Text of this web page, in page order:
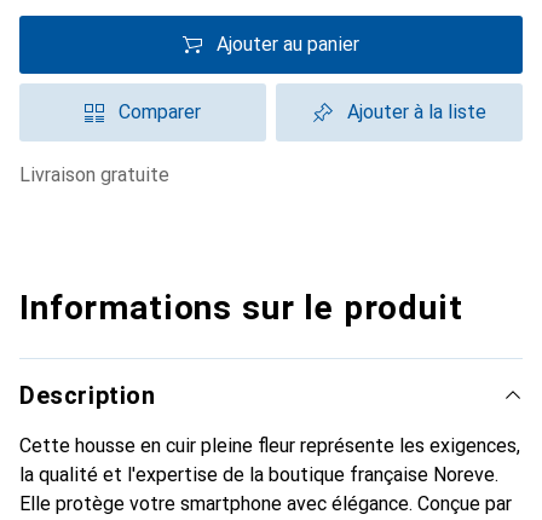
Ajouter au panier
Comparer Ajouter à la liste
livraison gratuite
Informations sur le produit
Description
Cette housse en cuir pleine fleur représente les exigences,
la qualité et l'expertise de la boutique française Noreve.
Elle protège votre smartphone avec élégance. Conçue par